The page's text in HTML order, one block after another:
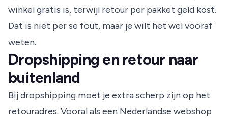
winkel gratis is, terwijl retour per pakket geld kost.
Dat is niet per se fout, maar je wilt het wel vooraf
weten.
Dropshipping en retour naar
buitenland
Bij dropshipping moet je extra scherp zijn op het
retouradres. Vooral als een Nederlandse webshop